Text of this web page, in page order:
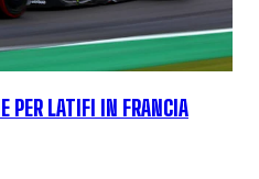
PER LATIFI IN FRANCIA